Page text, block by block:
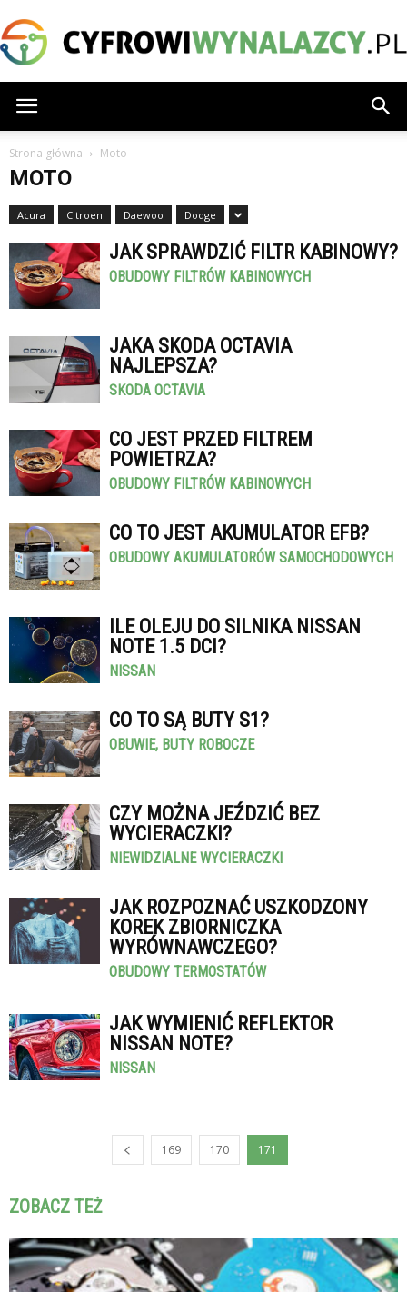
Strona główna Moto
MOTO
Acura Citroen Daewoo Dodge
JAK SPRAWDZIĆ FILTR KABINOWY?
OBUDOWY FILTRÓW KABINOWYCH
JAKA SKODA OCTAVIA
NAJLEPSZA?
SKODA OCTAVIA
CO JEST PRZED FILTREM
POWIETRZA?
OBUDOWY FILTRÓW KABINOWYCH
CO TO JEST AKUMULATOR EFB?
OBUDOWY AKUMULATORÓW SAMOCHODOWYCH
ILE OLEJU DO SILNIKA NISSAN
NOTE 1.5 DCI?
NISSAN
CO TO SĄ BUTY S1?
OBUWIE, BUTY ROBOCZE
CZY MOŻNA JEŹDZIĆ BEZ
WYCIERACZKI?
NIEWIDZIALNE WYCIERACZKI
JAK ROZPOZNAĆ USZKODZONY
KOREK ZBIORNICZKA
WYRÓWNAWCZEGO?
OBUDOWY TERMOSTATÓW
JAK WYMIENIĆ REFLEKTOR
NISSAN NOTE?
NISSAN
169 170 171
ZOBACZ TEŻ